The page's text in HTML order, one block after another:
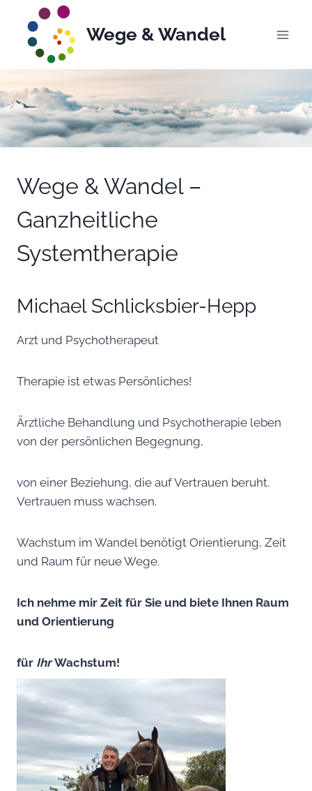
Inhalt
springen
Wege & Wandel
Start
Wege & Wandel –
Ganzheitliche
Systemtherapie
Michael Schlicksbier-Hepp
Arzt und Psychotherapeut
Therapie ist etwas Persönliches!
Ärztliche Behandlung und Psychotherapie leben
von der persönlichen Begegnung,
von einer Beziehung, die auf Vertrauen beruht.
Vertrauen muss wachsen.
Wachstum im Wandel benötigt Orientierung, Zeit
und Raum für neue Wege.
Ich nehme mir Zeit für Sie und biete Ihnen Raum
und Orientierung
für IhrWachstum!